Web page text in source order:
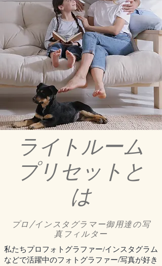
ライトルーム
プリセットと
は
プロ/インスタグラマー御用達の写
真フィルター
私たちプロフォトグラファー/インスタグラム
などで活躍中のフォトグラファー/写真が好き